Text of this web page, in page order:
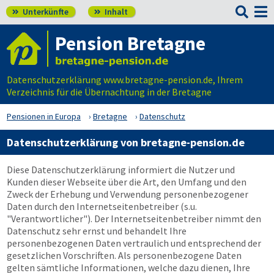
 Unterkünfte  Inhalt 
Pension Bretagne
Datenschutzerklärung www.bretagne-pension.de, Ihrem
Verzeichnis für die Übernachtung in der Bretagne
Pensionen in Europa Bretagne Datenschutz
Datenschutzerklärung von bretagne-pension.de
Diese Datenschutzerklärung informiert die Nutzer und
Kunden dieser Webseite über die Art, den Umfang und den
Zweck der Erhebung und Verwendung personenbezogener
Daten durch den Internetseitenbetreiber (s.u.
"Verantwortlicher"). Der Internetseitenbetreiber nimmt den
Datenschutz sehr ernst und behandelt Ihre
personenbezogenen Daten vertraulich und entsprechend der
gesetzlichen Vorschriften. Als personenbezogene Daten
gelten sämtliche Informationen, welche dazu dienen, Ihre